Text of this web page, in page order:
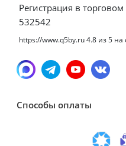
Регистрация в
532542
https://www.q5by.ru4.8 из5 на
Способы оплаты